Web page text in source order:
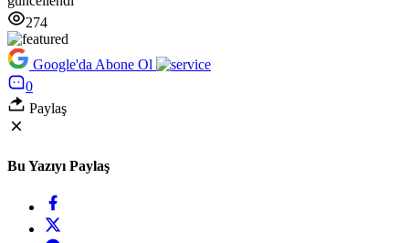
274
Google'da Abone Ol
0
Paylaş
Bu Yazıyı Paylaş